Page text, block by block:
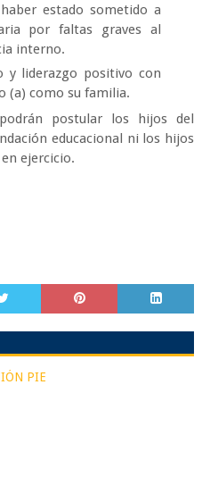
estado sometido a
por faltas graves al
interno.
y liderazgo positivo con
(a) como su familia.
postular los hijos del
educacional ni los hijos
ejercicio.